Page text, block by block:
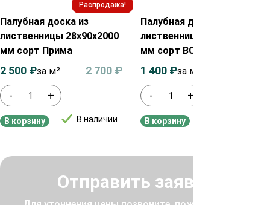
Распродажа!
Палубная доска из
лиственницы 28х90х2000
мм сорт Прима
- +
В наличии
2 700₽
2 500 ₽за м²
В корзину
Палубная доска из
лиственницы 28х90х2000
мм сорт ВС
- +
1 400 ₽за м²
В корзину
Отправить заявку